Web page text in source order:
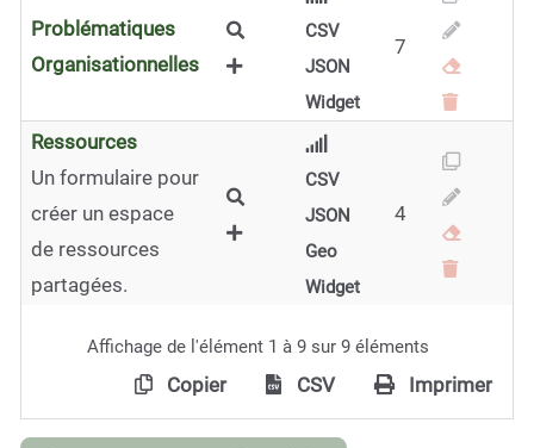
Problématiques
Organisationnelles
CSV
JSON
Widget
7
Ressources
Un formulaire pour
créer un espace
de ressources
partagées.
CSV
JSON
Geo
Widget
4
Affichage de l'élément 1 à 9 sur 9 éléments
Copier CSV Imprimer